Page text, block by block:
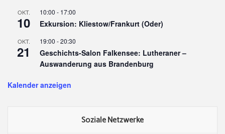
OKT.
10
10:00 - 17:00
Exkursion: Kliestow/Frankurt (Oder)
OKT.
21
19:00 -20:30
Geschichts-Salon Falkensee: Lutheraner –
Auswanderung aus Brandenburg
Kalender anzeigen
Soziale Netzwerke